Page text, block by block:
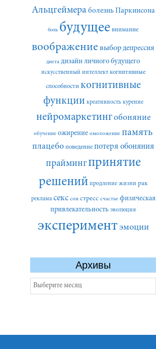
Альцгеймера болезнь Паркинсона
боль будущее внимание
воображение выбор депрессия
диета дизайн личного будущего
искусственный интеллект когнитивные
способности когнитивные
функции креативность курение
нейромаркетингобоняние
обучение ожирение омоложение память
плацебо поведение потеря обоняния
праймингпринятие
решений продление жизни рак
реклама секс сон стресс счастье физическая
привлекательность эволюция
экспериментэмоции
Архивы
Архивы